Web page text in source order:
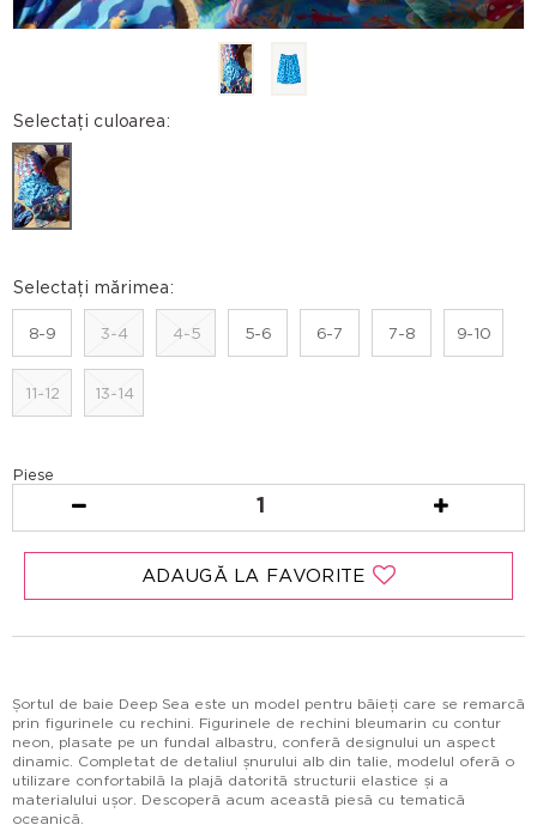
Selectați culoarea:
Selectați mărimea:
8-9 3-4 4-5 5-6 6-7 7-8 9-10
11-12 13-14
Piese
1
ADAUGĂ LA FAVORITE
Șortul de baie Deep Sea este un model pentru băieți care se remarcă
prin figurinele cu rechini. Figurinele de rechini bleumarin cu contur
neon, plasate pe un fundal albastru, conferă designului un aspect
dinamic. Completat de detaliul șnurului alb din talie, modelul oferă o
utilizare confortabilă la plajă datorită structurii elastice și a
materialului ușor. Descoperă acum această piesă cu tematică
oceanică.